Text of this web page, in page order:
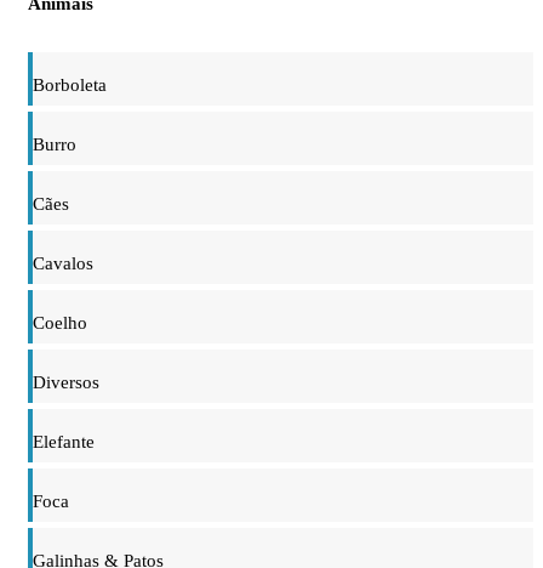
Borboleta
Burro
Cães
Cavalos
Coelho
Diversos
Elefante
Foca
Galinhas & Patos